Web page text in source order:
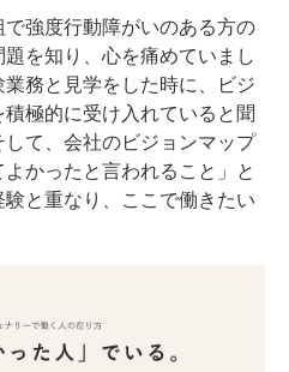
で強度行動障がいのある方の
を知り、心を痛めていまし
務と見学をした時に、ビジ
極的に受け入れていると聞
て、会社のビジョンマップ
かったと言われること」と
と重なり、ここで働きたい